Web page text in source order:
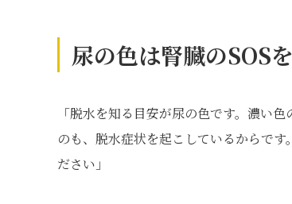
尿の色は腎臓のSOS
「脱水を知る目安が尿の色です。濃い
のも、脱水症状を起こしているからで
ださい」